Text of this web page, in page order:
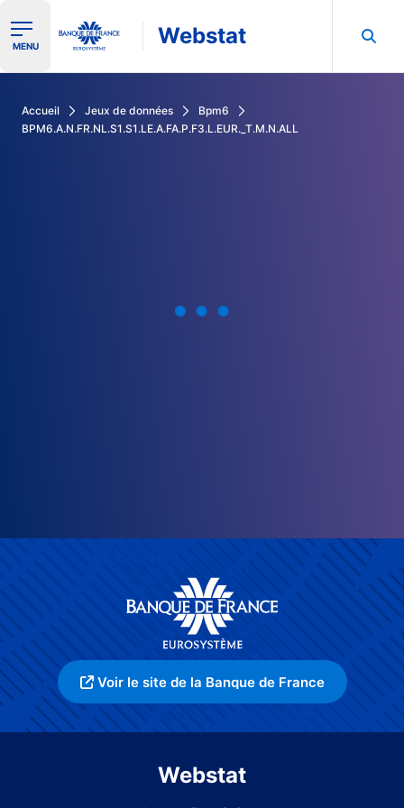
Ouvrir le menu de navigation
MENU Webstat
Accueil Jeux de données
Bpm6
BPM6.A.N.FR.NL.S1.S1.LE.A.FA.P.F3.L.EUR._T.M.N.ALL
Voir le site de la Banque de France
Webstat